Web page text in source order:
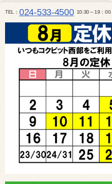
TEL 024-533-4500 10:30～19